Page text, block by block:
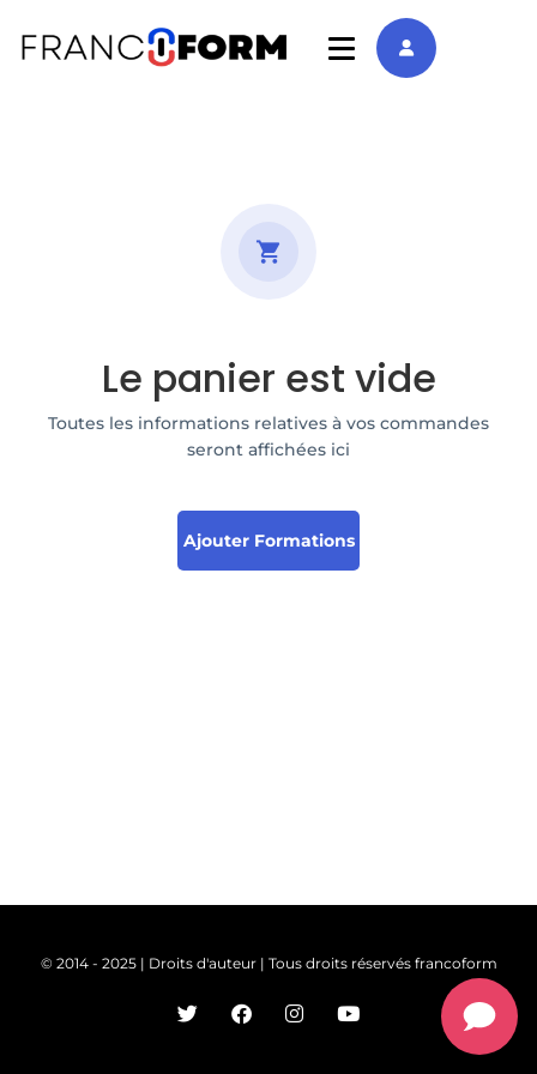
Le panier est vide
Toutes les informations relatives à vos commandes
seront affichées ici
Ajouter Formations
© 2014 - 2025 | Droits d'auteur | Tous droits réservés francoform